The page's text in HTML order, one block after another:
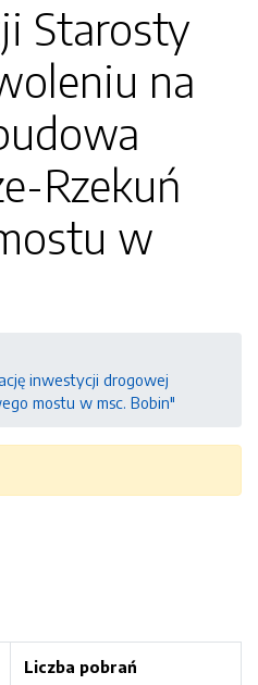
Starosty
na
Rzekuń
w
inwestycji drogowej
mostu w msc. Bobin"
Liczba pobrań